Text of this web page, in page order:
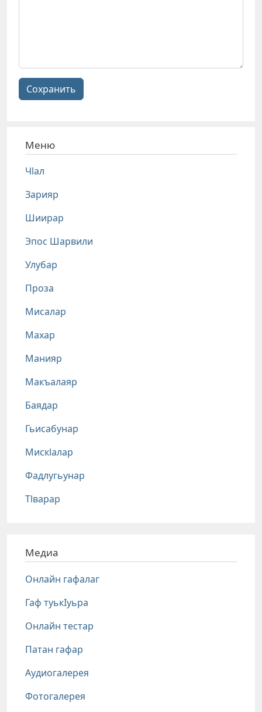
Сохранить
Меню
Чlал
Зарияр
Шиирар
Эпос Шарвили
Улубар
Проза
Мисалар
Махар
Манияр
Макъалаяр
Баядар
Гьисабунар
Мискlалар
Фадлугьунар
Тlварар
Медиа
Онлайн гафалаг
Гаф туькIуьра
Онлайн тестар
Патан гафар
Аудиогалерея
Фотогалерея